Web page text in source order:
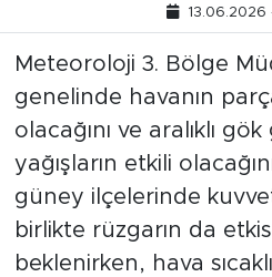
13.06.2026
Meteoroloji 3. Bölge
genelinde havanın
olacağını ve aralıklı
yağışların etkili
güney ilçelerinde
birlikte rüzgarın da
beklenirken, hava